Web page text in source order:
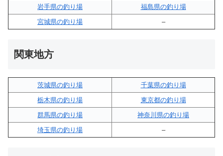
岩手県の釣り場
福島県の釣り場
宮城県の釣り場
–
関東地方
茨城県の釣り場
千葉県の釣り場
栃木県の釣り場
東京都の釣り場
群馬県の釣り場
神奈川県の釣り場
埼玉県の釣り場
–